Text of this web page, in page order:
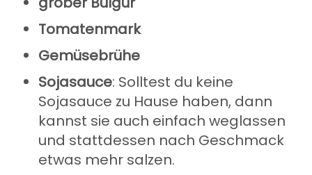
Tomatenmark
Gemüsebrühe
Sojasauce: Solltest du keine
Sojasauce zu Hause haben, dann
kannst sie auch einfach weglassen
und stattdessen nach Geschmack
etwas mehr salzen.